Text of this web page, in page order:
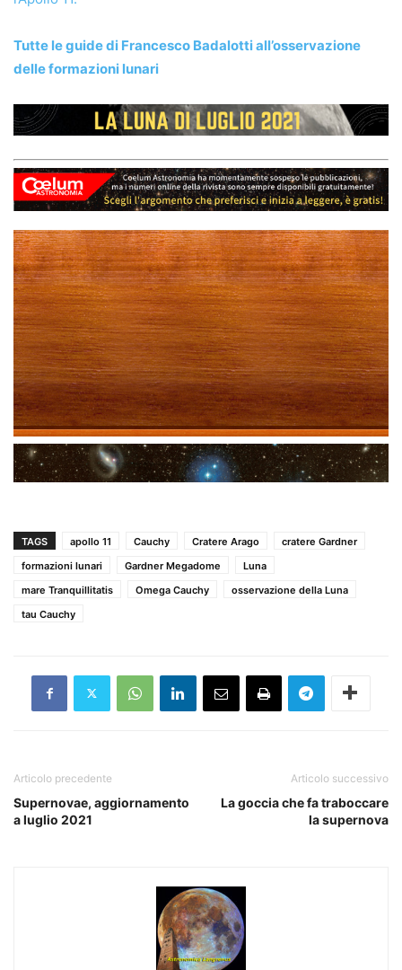
Tutte le guide di Francesco Badalotti all’osservazione
delle formazioni lunari
TAGS apollo 11 Cauchy Cratere Arago
cratere Gardner
formazioni lunari
Gardner Megadome
Luna
mare Tranquillitatis
Omega Cauchy
osservazione della Luna
tau Cauchy
Articolo precedente
Supernovae, aggiornamento
a luglio 2021
Articolo successivo
La goccia che fa traboccare
la supernova